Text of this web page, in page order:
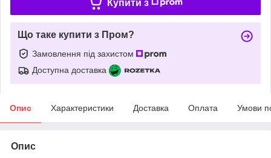
Купити з
Що таке купити з Пром?
Замовлення під захистом
Доступна доставка
Опис Характеристики Доставка Оплата Умови
Опис